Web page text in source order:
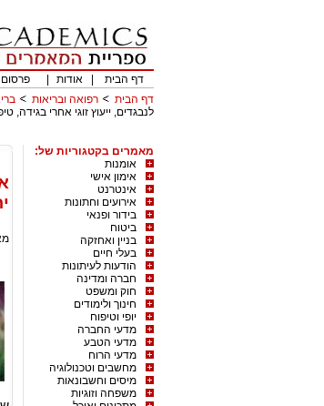
דף הבית
אודות
דף הבית
רפואה ובריאות
לנבגדים, ייעוץ זוגי אחרי בגידה,
מאמרים בקטגוריות של:
אומנות
אימון אישי
אינטרנט
אירועים וחתונות
בידור ופנאי
ביטוח
בניין ואחזקה
בעלי חיים
הודעות לעיתונות
חברה ומדינה
חוק ומשפט
חינוך ולימודים
יופי וטיפוח
מדעי החברה
מדעי הטבע
מדעי הרוח
מחשבים וטכנולוגיה
מיסים וחשבונאות
משפחה וזוגיות